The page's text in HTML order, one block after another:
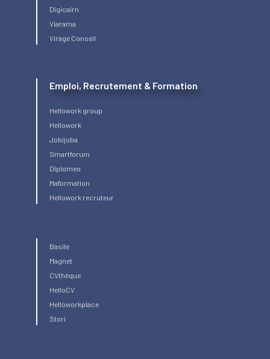
Digicairn
Viarama
Virage Conseil
Emploi, Recrutement & Formation
Hellowork group
Hellowork
Jobijoba
Smartforum
Diplomeo
Maformation
Hellowork recruteur
Basile
Magnet
CVthèque
HelloCV
Helloworkplace
Stori